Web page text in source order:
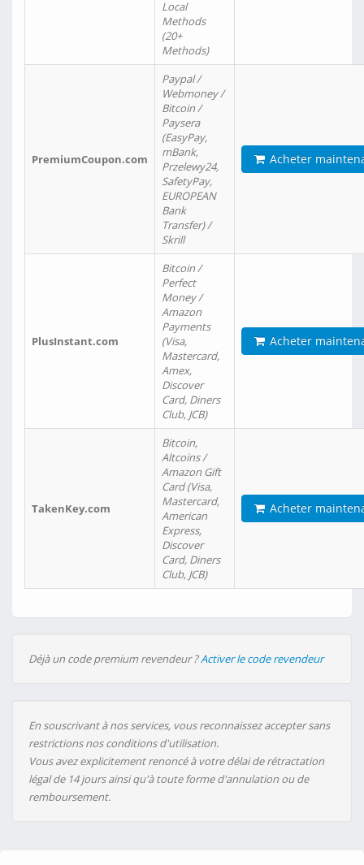
Local
Methods
(20+
Methods)
PremiumCoupon.com
Paypal /
Webmoney /
Bitcoin /
Paysera
(EasyPay,
mBank,
Przelewy24,
SafetyPay,
EUROPEAN
Bank
Transfer) /
Skrill
Acheter
PlusInstant.com
Bitcoin /
Perfect
Money /
Amazon
Payments
(Visa,
Mastercard,
Amex,
Discover
Card, Diners
Club, JCB)
Acheter
TakenKey.com
Bitcoin,
Altcoins /
Amazon Gift
Card (Visa,
Mastercard,
American
Express,
Discover
Card, Diners
Club, JCB)
Acheter
Déjà un code premium revendeur ?Activer le code revendeur
En souscrivant à nos services, vous reconnaissez accepter sans
restrictions nos conditions d'utilisation.
Vous avez explicitement renoncé à votre délai de rétractation
légal de 14 jours ainsi qu'à toute forme d'annulation ou de
remboursement.